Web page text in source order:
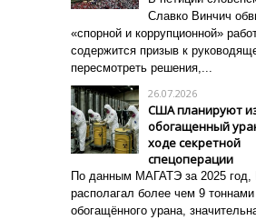
Славко Винчич
«спорной и коррупционной»
содержится призыв к
пересмотреть решения,...
26.07.2026
США планируют
обогащенный
ходе секретной
спецоперации
По данным МАГАТЭ за 2025 год,
располагал более чем 9 тоннами
обогащённого урана,